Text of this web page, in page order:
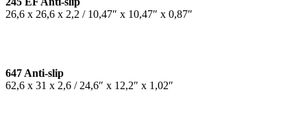
26,6 x 26,6 x 2,2 / 10,47″ x 10,47″ x 0,87″
647 Anti-slip
62,6 x 31 x 2,6 / 24,6″ x 12,2″ x 1,02″